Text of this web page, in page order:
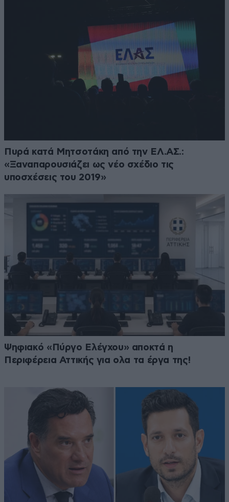
Πυρά κατά Μητσοτάκη από την ΕΛ.ΑΣ.:
«Ξαναπαρουσιάζει ως νέο σχέδιο τις
υποσχέσεις του 2019»
Ψηφιακό «Πύργο Ελέγχου» αποκτά η
Περιφέρεια Αττικής για ολα τα έργα της!